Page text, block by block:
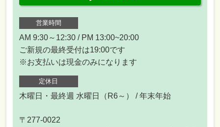
営業時間
AM 9:30～12:30 / PM 13:00~20:00
ご新規の最終受付は19:00です
※お支払いは現金のみになります
定休日
木曜日・最終週 水曜日（R6～） / 年末年始
〒277-0022